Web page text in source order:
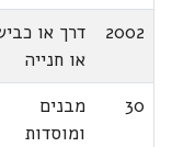
2002
דרך או
או חנייה
30
מבנים
ומוסדות